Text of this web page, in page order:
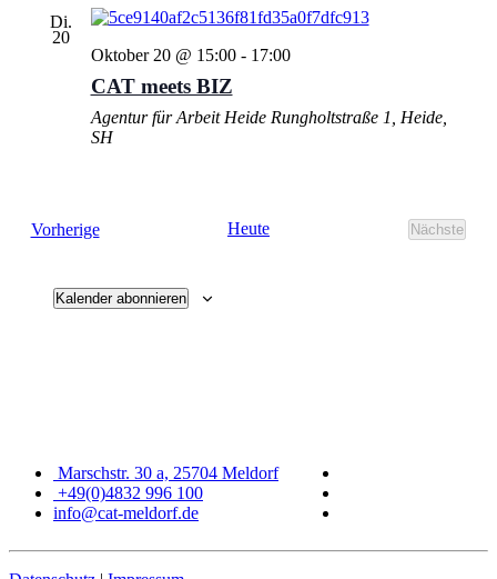
Di.
20
Oktober 20 @ 15:00- 17:00
CAT meets BIZ
Agentur für Arbeit Heide Rungholtstraße 1, Heide,
SH
VorherigeVeranstaltungen Heute
Nächste
Kalender abonnieren
Marschstr. 30 a, 25704 Meldorf
+49(0)4832 996 100
info@cat-meldorf.de